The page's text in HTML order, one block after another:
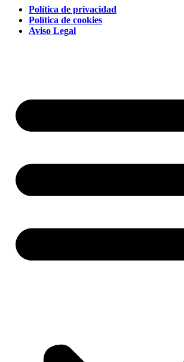
Política de privacidad
Política de cookies
Aviso Legal